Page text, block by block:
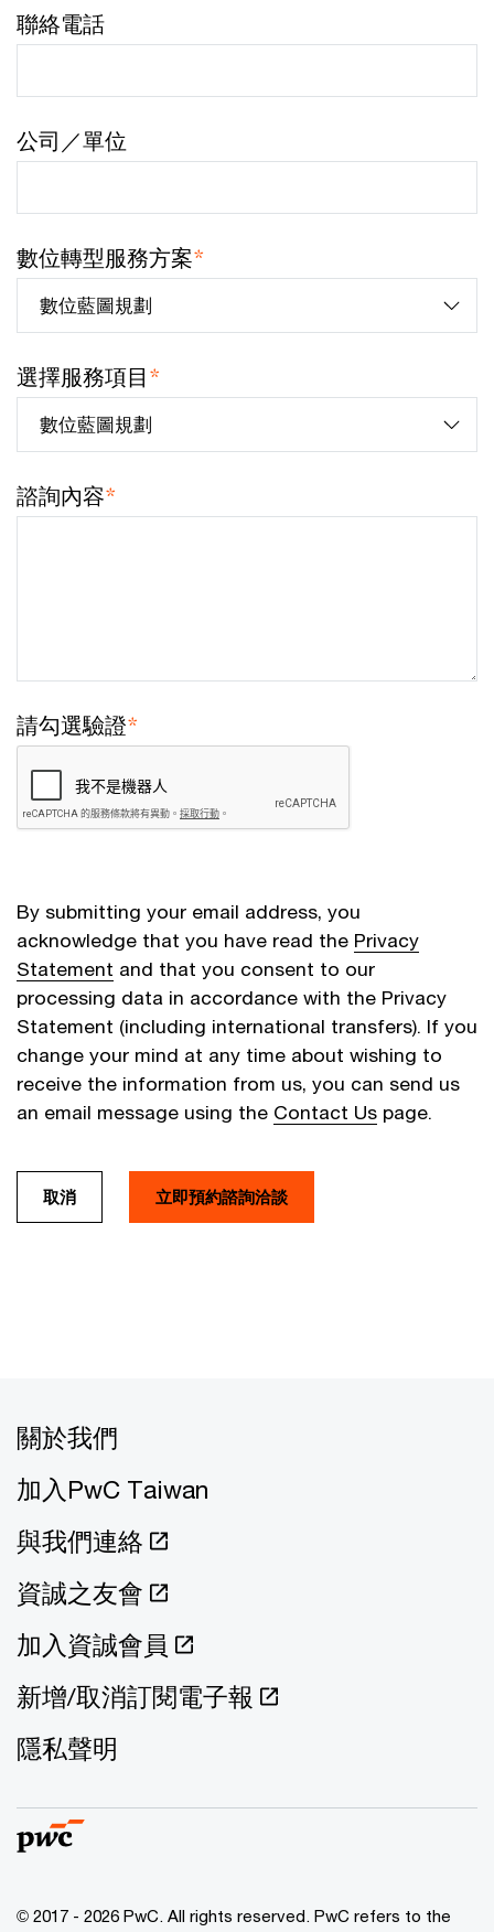
聯絡電話
公司／單位
數位轉型服務方案*
選擇服務項目*
諮詢內容*
請勾選驗證*
By submitting your email address, you
acknowledge that you have read the Privacy
Statement and that you consent to our
processing data in accordance with the Privacy
Statement (including international transfers). If you
change your mind at any time about wishing to
receive the information from us, you can send us
an email message using the Contact Us page.
取消 立即預約諮詢洽談
關於我們
加入PwC Taiwan
與我們連絡
資誠之友會
加入資誠會員
新增/取消訂閱電子報
隱私聲明
© 2017 - 2026 PwC. All rights reserved. PwC refers to the